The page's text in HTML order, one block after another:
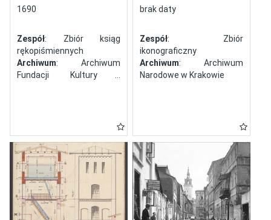
1690
Zespół: Zbiór ksiąg
rękopiśmiennych
Archiwum: Archiwum
Fundacji Kultury i
brak daty
Zespół: Zbiór
ikonograficzny
Archiwum: Archiwum
Narodowe w Krakowie